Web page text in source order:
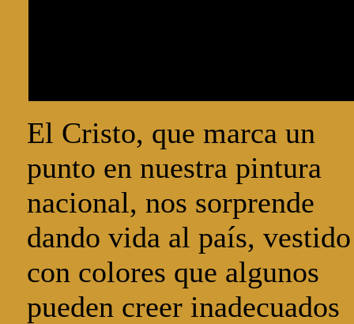
El Cristo, que marca un
punto en nuestra pintura
nacional, nos sorprende
dando vida al país, vestido
con colores que algunos
pueden creer inadecuados